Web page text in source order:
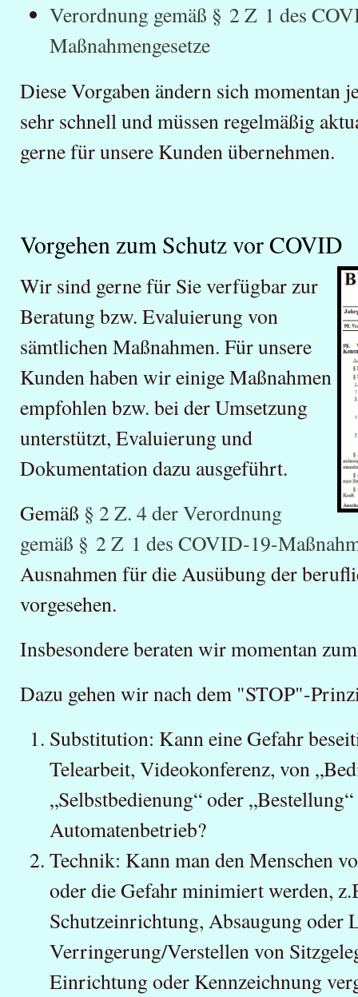
Verordnung gemäß § 2 Z 1 des
Maßnahmengesetze
Diese Vorgaben ändern sich momentan
sehr schnell und müssen regelmäßig
gerne für unsere Kunden übernehmen.
Vorgehen zum Schutz vor COVID
Wir sind gerne für Sie verfügbar zur
Beratung bzw. Evaluierung von
sämtlichen Maßnahmen. Für unsere
Kunden haben wir einige Maßnahmen
empfohlen bzw. bei der Umsetzung
unterstützt, Evaluierung und
Dokumentation dazu ausgeführt.
Gemäß § 2 Z. 4 der Verordnung
gemäß § 2 Z 1 des COVID-19-
Ausnahmen für die Ausübung der
vorgesehen.
Insbesondere beraten wir momentan
Dazu gehen wir nach dem "STOP"-
Substitution: Kann eine Gefahr
Telearbeit, Videokonferenz, von
„Selbstbedienung“ oder
Automatenbetrieb?
Technik: Kann man den Menschen
oder die Gefahr minimiert werden,
Schutzeinrichtung, Absaugung
Verringerung/Verstellen von
Einrichtung oder Kennzeichnung